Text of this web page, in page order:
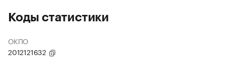
Коды статистики
ОКПО
2012121632